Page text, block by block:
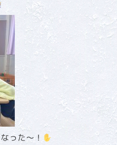
った～！